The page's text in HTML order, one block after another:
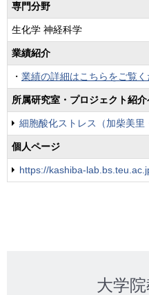
専門分野
生化学 神経科学
業績紹介
・ 業績の詳細はこちらをご覧
所属研究室・プロジェクト紹
細胞酸化ストレス（加柴美里
個人ページ
https://kashiba-
大学